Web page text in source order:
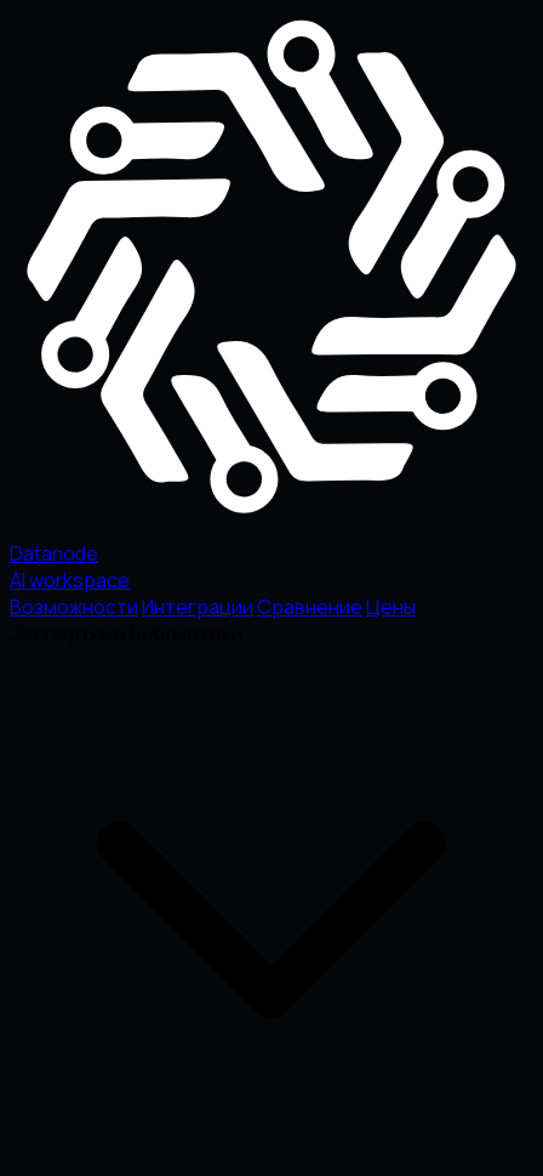
Datanode
AI workspace
ВозможностиИнтеграцииСравнениеЦены